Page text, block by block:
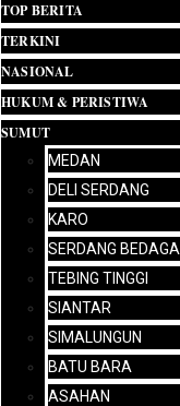
TOP BERITA
TERKINI
NASIONAL
HUKUM & PERISTIWA
SUMUT
MEDAN
DELI SERDANG
KARO
SERDANG BEDAGAI
TEBING TINGGI
SIANTAR
SIMALUNGUN
BATU BARA
ASAHAN